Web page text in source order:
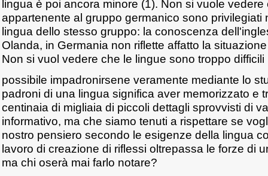
lingua è poi ancora minore (1). Non si vuole
appartenente al gruppo germanico sono privilegiati
lingua dello stesso gruppo: la conoscenza
Olanda, in Germania non riflette affatto la
Non si vuol vedere che le lingue sono troppo
possibile impadronirsene veramente mediante lo
padroni di una lingua significa aver memorizzato e
centinaia di migliaia di piccoli dettagli sprovvisti di
informativo, ma che siamo tenuti a rispettare se
nostro pensiero secondo le esigenze della lingua
lavoro di creazione di riflessi oltrepassa le forze di
ma chi oserà mai farlo notare?